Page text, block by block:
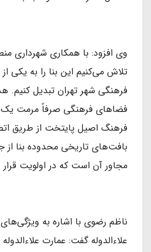
تلاش می‌کنیم این بنا را به یکی
فرهنگی شهر تهران تبدیل
فضاهای فرهنگی صرفاً مرمت یک
فرهنگ اصیل پایتخت از طریق
بافت‌های تاریخی محدوده بنا از
مجاور آن است که در اولویت قرار
ناظم رضوی با اشاره به
علاءالدوله گفت: عمارت